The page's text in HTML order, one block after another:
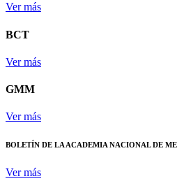
Ver más
BCT
Ver más
GMM
Ver más
BOLETÍN DE LA ACADEMIA NACIONAL DE
Ver más